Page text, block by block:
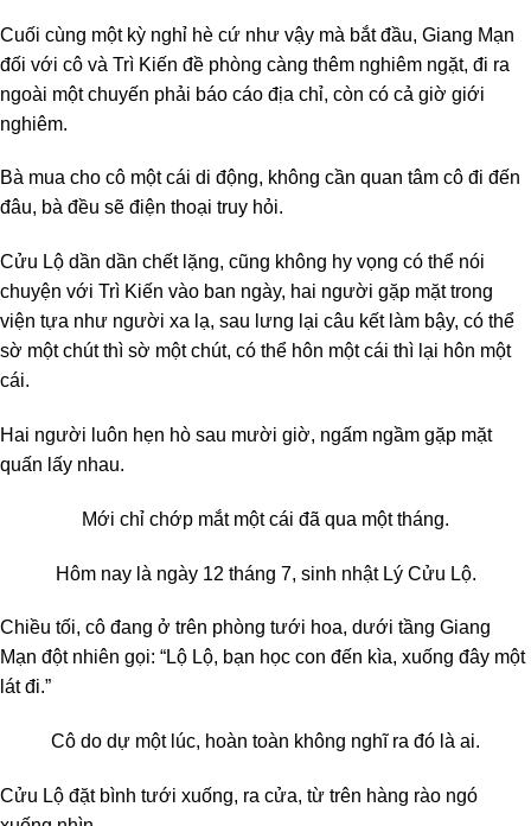
Cuối cùng một kỳ nghỉ hè cứ như vậy mà bắt đầu, Giang Mạn
đối với cô và Trì Kiến đề phòng càng thêm nghiêm ngặt, đi ra
ngoài một chuyến phải báo cáo địa chỉ, còn có cả giờ giới
nghiêm.
Bà mua cho cô một cái di động, không cần quan tâm cô đi đến
đâu, bà đều sẽ điện thoại truy hỏi.
Cửu Lộ dần dần chết lặng, cũng không hy vọng có thể nói
chuyện với Trì Kiến vào ban ngày, hai người gặp mặt trong
viện tựa như người xa lạ, sau lưng lại câu kết làm bậy, có thể
sờ một chút thì sờ một chút, có thể hôn một cái thì lại hôn một
cái.
Hai người luôn hẹn hò sau mười giờ, ngấm ngầm gặp mặt
quấn lấy nhau.
Mới chỉ chớp mắt một cái đã qua một tháng.
Hôm nay là ngày 12 tháng 7, sinh nhật Lý Cửu Lộ.
Chiều tối, cô đang ở trên phòng tưới hoa, dưới tầng Giang
Mạn đột nhiên gọi: “Lộ Lộ, bạn học con đến kìa, xuống đây một
lát đi.”
Cô do dự một lúc, hoàn toàn không nghĩ ra đó là ai.
Cửu Lộ đặt bình tưới xuống, ra cửa, từ trên hàng rào ngó